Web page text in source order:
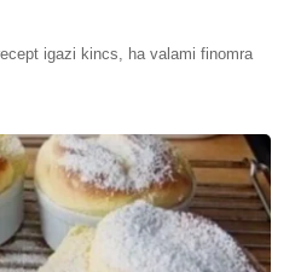
igazi kincs, ha valami finomra